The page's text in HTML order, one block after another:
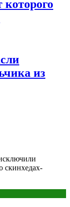
из
скинхедах-